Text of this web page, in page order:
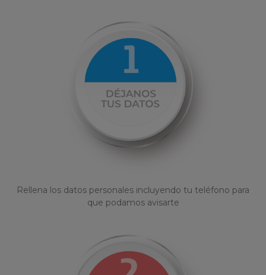
Rellena los datos personales incluyendo tu teléfono para
que podamos avisarte